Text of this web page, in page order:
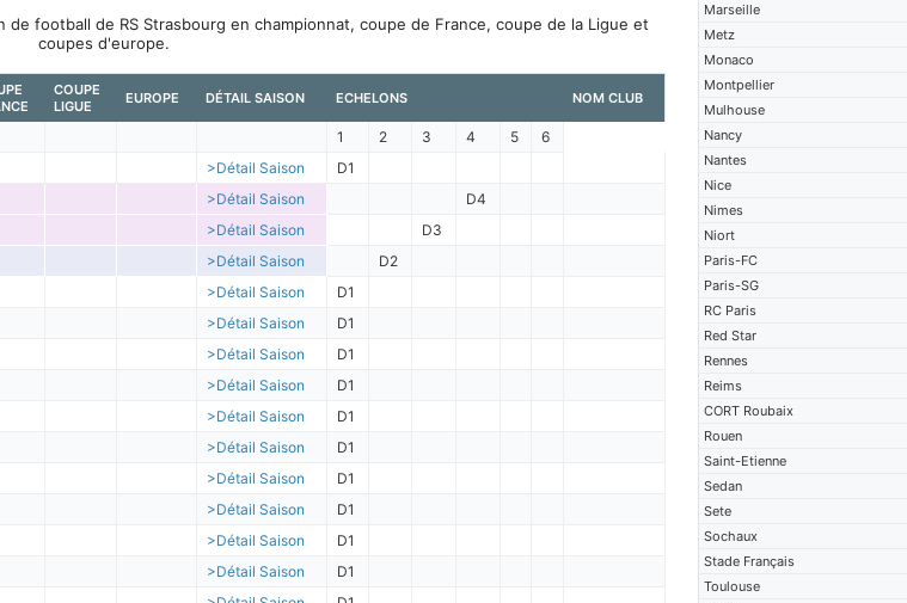
Marseille
Metz
Monaco
Montpellier
Mulhouse
Nancy
Nantes
Nice
Nimes
Niort
Paris-FC
Paris-SG
RC Paris
Red Star
Rennes
Reims
CORT Roubaix
Rouen
Saint-Etienne
Sedan
Sete
Sochaux
Stade Français
Toulouse
football de RS Strasbourg en championnat, coupe de France, coupe de la Ligue et
coupes d'europe.
COUPE
LIGUE
EUROPE DÉTAIL SAISON ECHELONS NOM CLUB
1 2 3 4 5
6
>Détail Saison
D1
>Détail Saison
D4
>Détail Saison
D3
>Détail Saison
D2
>Détail Saison
D1
>Détail Saison
D1
>Détail Saison
D1
>Détail Saison
D1
>Détail Saison
D1
>Détail Saison
D1
>Détail Saison
D1
>Détail Saison
D1
>Détail Saison
D1
>Détail Saison
D1